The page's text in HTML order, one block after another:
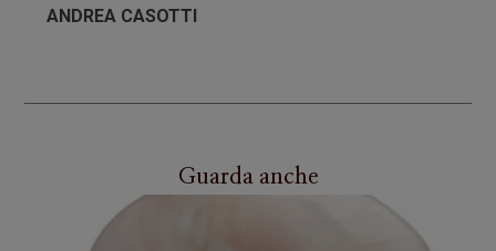
ANDREA CASOTTI
Guarda anche